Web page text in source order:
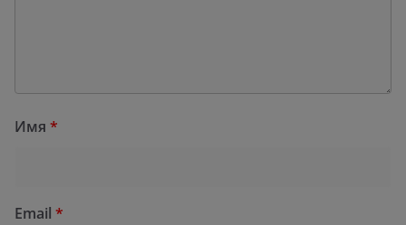
Имя *
Email *